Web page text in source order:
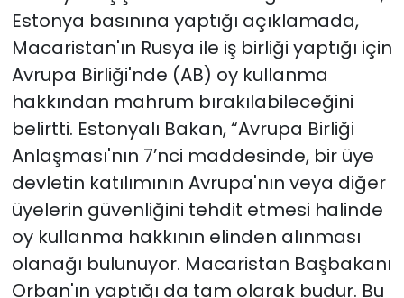
Estonya basınına yaptığı açıklamada,
Macaristan'ın Rusya ile iş birliği yaptığı için
Avrupa Birliği'nde (AB) oy kullanma
hakkından mahrum bırakılabileceğini
belirtti. Estonyalı Bakan, “Avrupa Birliği
Anlaşması'nın 7’nci maddesinde, bir üye
devletin katılımının Avrupa'nın veya diğer
üyelerin güvenliğini tehdit etmesi halinde
oy kullanma hakkının elinden alınması
olanağı bulunuyor. Macaristan Başbakanı
Orban'ın yaptığı da tam olarak budur. Bu